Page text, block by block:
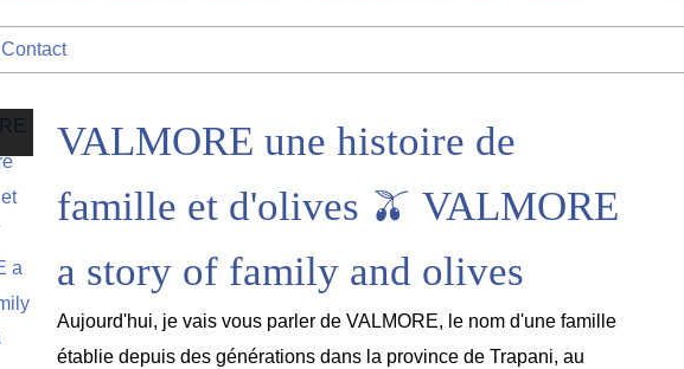
Contact
VALMORE une histoire de
famille et d'olives 🫒 VALMORE
a story of family and olives
Aujourd'hui, je vais vous parler de VALMORE, le nom d'une famille
établie depuis des générations dans la province de Trapani, au